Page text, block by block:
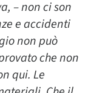
– non ci son
e accidenti
non può
che non
qui. Le